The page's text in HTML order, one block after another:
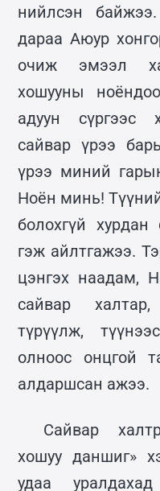
нийлсэн
дараа Аюур
очиж эмээл
хошууны
адуун сүргээс
сайвар үрээ
үрээ миний
Ноён минь!
болохгүй
гэж айлтгажээ.
цэнгэх наадам,
сайвар
түрүүлж,
олноос онцгой
алдаршсан ажээ.
Сайвар
хошуу даншиг»
удаа